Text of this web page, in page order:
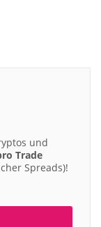
und
Trade
Spreads)!